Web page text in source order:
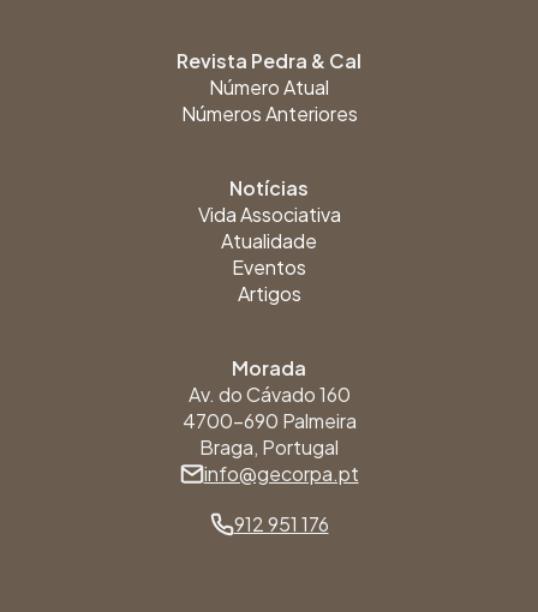
Revista Pedra & Cal
Número Atual
Números Anteriores
Notícias
Vida Associativa
Atualidade
Eventos
Artigos
Morada
Av. do Cávado 160
4700-690 Palmeira
Braga, Portugal
info@gecorpa.pt
912 951 176